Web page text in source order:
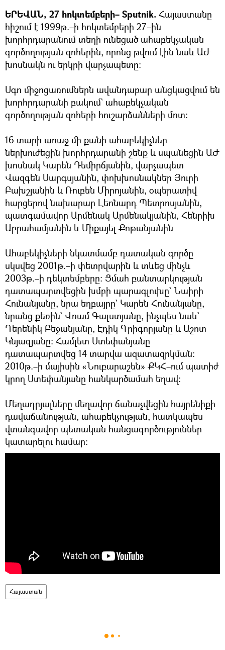
ԵՐԵՎԱՆ, 27 հոկտեմբերի– Sputnik. Հայաստանը
հիշում է 1999թ.–ի հոկտեմբերի 27–ին
խորհրդարանում տեղի ունեցած ահաբեկչական
գործողության զոհերին, որոնց թվում էին նաև ԱԺ
խոսնակն ու երկրի վարչապետը։
Սգո միջոցառումներն ավանդաբար անցկացվում են
խորհրդարանի բակում` ահաբեկչական
գործողության զոհերի հուշարձանների մոտ։
16 տարի առաջ մի քանի ահաբեկիչներ
ներխուժեցին խորհրդարանի շենք և սպանեցին ԱԺ
խոսնակ Կարեն Դեմիրճյանին, վարչապետ
Վազգեն Սարգսյանին, փոխխոսնակներ Յուրի
Բախշյանին և Ռուբեն Միրոյանին, օպերատիվ
հարցերով նախարար Լեոնարդ Պետրոսյանին,
պատգամավոր Արմենակ Արմենակյանին, Հենրիխ
Աբրահամյանին և Միքայել Քոթանյանին
Ահաբեկիչների նկատմամբ դատական գործը
սկսվեց 2001թ.–ի փետրվարին և տևեց մինչև
2003թ.–ի դեկտեմբերը։ Ցմահ բանտարկության
դատապարտվեցին խմբի պարագլուխը` Նաիրի
Հունանյանը, նրա եղբայրը` Կարեն Հունանյանը,
նրանց քեռին` Վռամ Գալստյանը, ինչպես նաև`
Դերենիկ Բեջանյանը, Էդիկ Գրիգորյանը և Աշոտ
Կնյազյանը։ Համլետ Ստեփանյանը
դատապարտվեց 14 տարվա ազատազրկման։
2010թ.–ի մայիսին «Նուբարաշեն» ՔԿՀ–ում պատիժ
կրող Ստեփանյանը հանկարծամահ եղավ։
Մեղադրյալները մեղավոր ճանաչվեցին հայրենիքի
դավաճանության, ահաբեկչության, հատկապես
վտանգավոր պետական հանցագործություններ
կատարելու համար։
Հայաստան